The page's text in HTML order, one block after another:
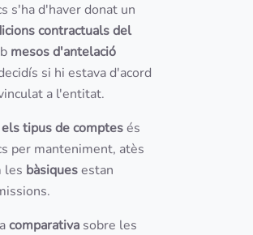
s'ha d'haver donat un
contractuals del
mesos d'antelació
si hi estava d'acord
a l'entitat.
tipus de comptesés
per manteniment, atès
les bàsiquesestan
comparativa sobre les